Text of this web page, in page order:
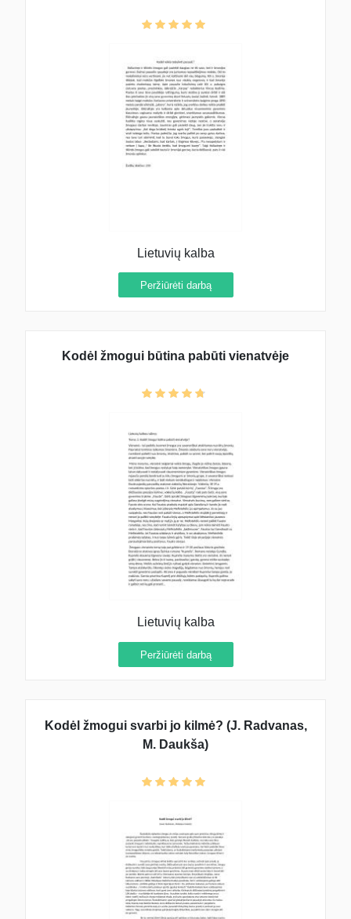
Lietuvių kalba
Peržiūrėti darbą
Kodėl žmogui būtina pabūti vienatvėje
Lietuvių kalba
Peržiūrėti darbą
Kodėl žmogui svarbi jo kilmė? (J. Radvanas,
M. Daukša)